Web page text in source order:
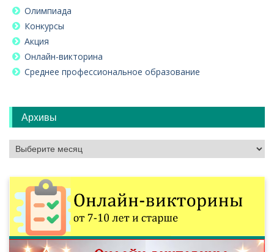
Олимпиада
Конкурсы
Акция
Онлайн-викторина
Среднее профессиональное образование
Архивы